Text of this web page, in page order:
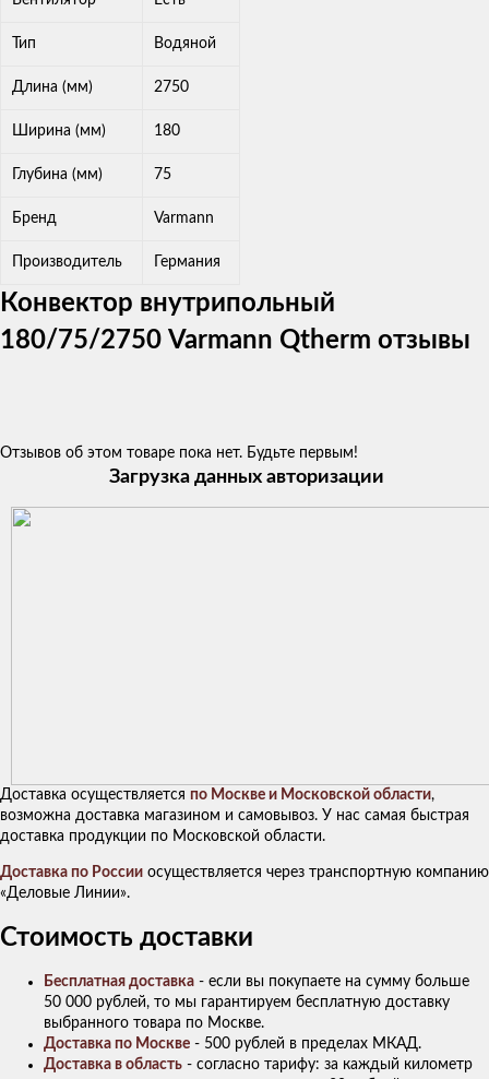
Тип Водяной
Длина (мм) 2750
Ширина (мм) 180
Глубина (мм) 75
Бренд Varmann
Производитель Германия
Конвектор внутрипольный
180/75/2750 Varmann Qtherm отзывы
Отзывов об этом товаре пока нет. Будьте первым!
Загрузка данных авторизации
Доставка осуществляется по Москве и Московской области,
возможна доставка магазином и самовывоз. У нас самая быстрая
доставка продукции по Московской области.
Доставка по России осуществляется через транспортную компанию
«Деловые Линии».
Стоимость доставки
Бесплатная доставка - если вы покупаете на сумму больше
50 000 рублей, то мы гарантируем бесплатную доставку
выбранного товара по Москве.
Доставка по Москве - 500 рублей в пределах МКАД.
Доставка в область - согласно тарифу: за каждый километр